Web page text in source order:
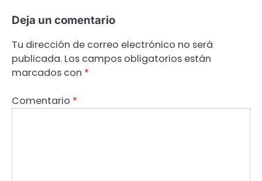
Deja un comentario
Tu dirección de correo electrónico no será
publicada. Los campos obligatorios están
marcados con *
Comentario *